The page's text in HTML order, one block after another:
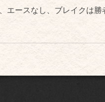
ースなし、ブレイクは勝